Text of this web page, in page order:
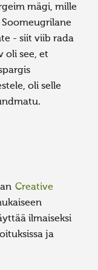
mägi, mille
- siit viib rada
oli see, et
oli selle
Creative
ilmaiseksi
ja